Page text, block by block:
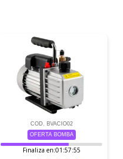
COD. BVACIO02
OFERTA BOMBA
Finaliza en:01:57:53